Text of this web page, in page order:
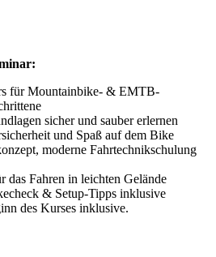
für Mountainbike- & EMTB-
sicher und sauber erlernen
und Spaß auf dem Bike
moderne Fahrtechnikschulung
das Fahren in leichten Gelände
& Setup-Tipps inklusive
des Kurses inklusive.